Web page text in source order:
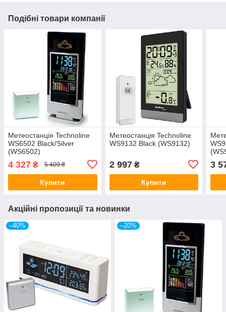
Подібні товари компанії
Метеостанція Technoline
WS6502 Black/Silver
(WS6502)
4 327 ₴ 5 409 ₴
Купити
Метеостанція Technoline
WS9132 Black (WS9132)
2 997₴
Купити
3
Акційні пропозиції та новинки
–40% –20%